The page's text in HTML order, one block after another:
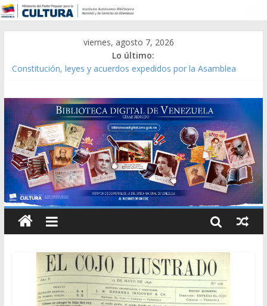
viernes, agosto 7, 2026
Lo último:
Constitución, leyes y acuerdos expedidos por la Asamblea
Modesta Bor Sánchez [material gráfico]
Gaceta Oficial de la República de Venezuela año CXXXIII Mes V,
Caracas 09 de marzo de 2006 N° 38.394
Catálogo temático de obras de Modesta Bor